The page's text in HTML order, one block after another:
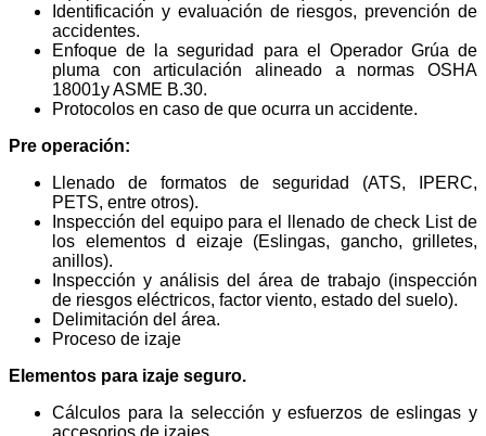
Identificación y evaluación de riesgos, prevención de
accidentes.
Enfoque de la seguridad para el Operador Grúa de
pluma con articulación alineado a normas OSHA
18001y ASME B.30.
Protocolos en caso de que ocurra un accidente.
Pre operación:
Llenado de formatos de seguridad (ATS, IPERC,
PETS, entre otros).
Inspección del equipo para el llenado de check List de
los elementos d eizaje (Eslingas, gancho, grilletes,
anillos).
Inspección y análisis del área de trabajo (inspección
de riesgos eléctricos, factor viento, estado del suelo).
Delimitación del área.
Proceso de izaje
Elementos para izaje seguro.
Cálculos para la selección y esfuerzos de eslingas y
accesorios de izajes.